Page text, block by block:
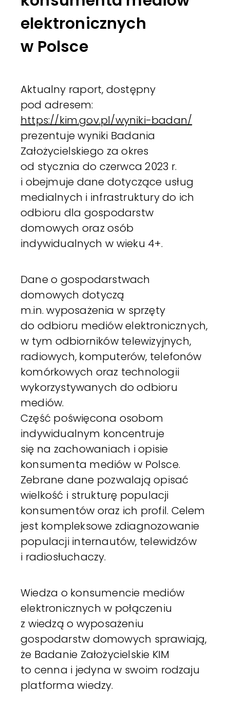
elektronicznych
w Polsce
Aktualny raport, dostępny
pod adresem:
https://kim.gov.pl/wyniki-badan/
prezentuje wyniki Badania
Założycielskiego za okres
od stycznia do czerwca 2023 r.
i obejmuje dane dotyczące usług
medialnych i infrastruktury do ich
odbioru dla gospodarstw
domowych oraz osób
indywidualnych w wieku 4+.
Dane o gospodarstwach
domowych dotyczą
m.in. wyposażenia w sprzęty
do odbioru mediów elektronicznych,
w tym odbiorników telewizyjnych,
radiowych, komputerów, telefonów
komórkowych oraz technologii
wykorzystywanych do odbioru
mediów.
Część poświęcona osobom
indywidualnym koncentruje
się na zachowaniach i opisie
konsumenta mediów w Polsce.
Zebrane dane pozwalają opisać
wielkość i strukturę populacji
konsumentów oraz ich profil. Celem
jest kompleksowe zdiagnozowanie
populacji internautów, telewidzów
i radiosłuchaczy.
Wiedza o konsumencie mediów
elektronicznych w połączeniu
z wiedzą o wyposażeniu
gospodarstw domowych sprawiają,
że Badanie Założycielskie KIM
to cenna i jedyna w swoim rodzaju
platforma wiedzy.